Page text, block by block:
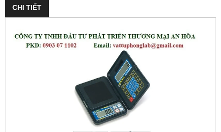
CHI TIẾT